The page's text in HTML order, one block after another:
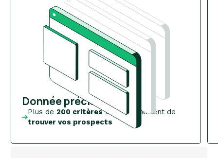
Donnée précise
Plus de 200 critèresvous permettent de
trouver vos prospects